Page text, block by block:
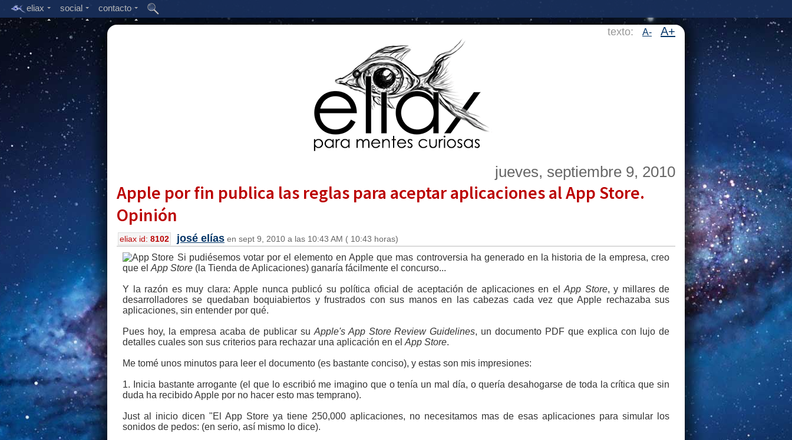
eliax social contacto
texto: A- A+
jueves, septiembre 9, 2010
Apple por fin publica las reglas para aceptar aplicaciones al App Store.
Opinión
eliax id: 8102 josé elías en sept 9, 2010 a las 10:43 AM ( 10:43 horas)
Si pudiésemos votar por el elemento en Apple que mas controversia ha generado en la historia de la empresa, creo
que el App Store (la Tienda de Aplicaciones) ganaría fácilmente el concurso...
Y la razón es muy clara: Apple nunca publicó su política oficial de aceptación de aplicaciones en el App Store, y millares de
desarrolladores se quedaban boquiabiertos y frustrados con sus manos en las cabezas cada vez que Apple rechazaba sus
aplicaciones, sin entender por qué.
Pues hoy, la empresa acaba de publicar su Apple's App Store Review Guidelines, un documento PDF que explica con lujo de
detalles cuales son sus criterios para rechazar una aplicación en el App Store.
Me tomé unos minutos para leer el documento (es bastante conciso), y estas son mis impresiones:
1. Inicia bastante arrogante (el que lo escribió me imagino que o tenía un mal día, o quería desahogarse de toda la crítica que sin
duda ha recibido Apple por no hacer esto mas temprano).
Just al inicio dicen "El App Store ya tiene 250,000 aplicaciones, no necesitamos mas de esas aplicaciones para simular los
sonidos de pedos: (en serio, así mismo lo dice).